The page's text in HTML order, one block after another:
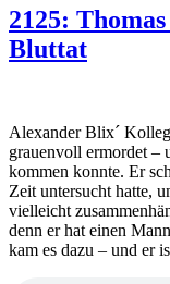
2125:
Bluttat
Alexander Blix´
grauenvoll ermordet –
kommen konnte. Er
Zeit untersucht hatte,
vielleicht
denn er hat einen
kam es dazu – und er